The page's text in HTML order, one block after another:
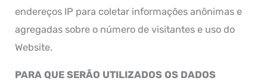
endereços IP para coletar informações anônimas e
agregadas sobre o número de visitantes e uso do
Website.
PARA QUE SERÃO UTILIZADOS OS DADOS